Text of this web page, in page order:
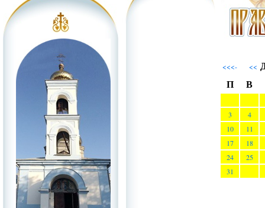
<<<- <<
П
В
3
4
10
11
17
18
24
25
31